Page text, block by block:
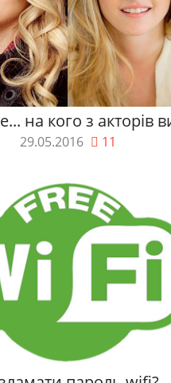
на кого з акторів
29.05.2016 11